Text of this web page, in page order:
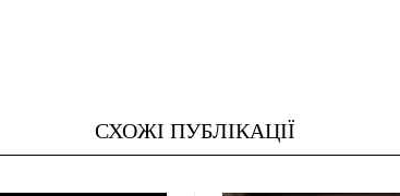
СХОЖІ ПУБЛІКАЦІЇ